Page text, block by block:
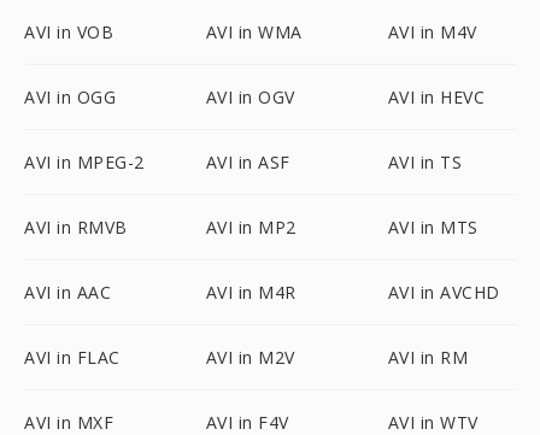
AVI in VOB AVI in WMA AVI in M4V
AVI in OGG AVI in OGV AVI in HEVC
AVI in MPEG-2 AVI in ASF AVI in TS
AVI in RMVB AVI in MP2 AVI in MTS
AVI in AAC AVI in M4R AVI in AVCHD
AVI in FLAC AVI in M2V AVI in RM
AVI in MXF AVI in F4V AVI in WTV